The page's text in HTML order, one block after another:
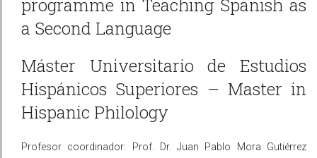
programme in Teaching Spanish as
a Second Language
Máster Universitario de Estudios
Hispánicos Superiores – Master in
Hispanic Philology
Profesor coordinador: Prof. Dr. Juan Pablo Mora Gutiérrez